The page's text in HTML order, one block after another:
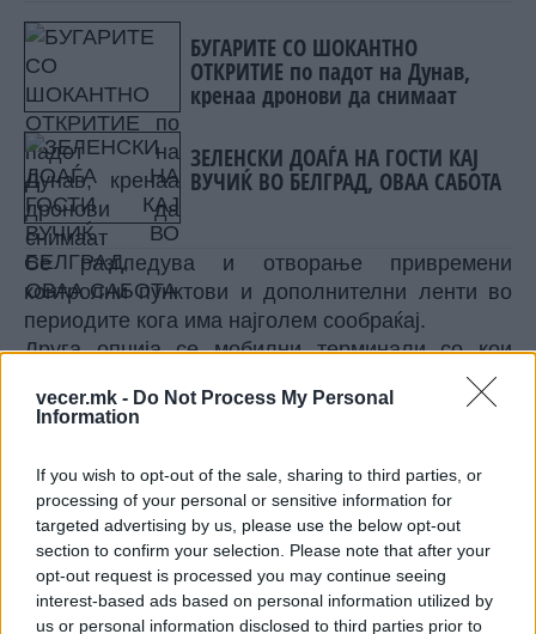
vecer.mk - Do Not Process My Personal
Information
If you wish to opt-out of the sale, sharing to third parties, or
processing of your personal or sensitive information for
targeted advertising by us, please use the below opt-out
section to confirm your selection. Please note that after your
opt-out request is processed you may continue seeing
interest-based ads based on personal information utilized by
us or personal information disclosed to third parties prior to
БУГАРИТЕ СО ШОКАНТНО
ОТКРИТИЕ по падот на Дунав,
кренаа дронови да снимаат
ЗЕЛЕНСКИ ДОАЃА НА ГОСТИ КАЈ
ВУЧИЌ ВО БЕЛГРАД, ОВАА САБОТА
Се разгледува и отворање привремени
контролни пунктови и дополнителни ленти во
периодите кога има најголем сообраќај.
Друга опција се мобилни терминали со кои
полицајците би можеле да вршат дел од
контролите додека патниците сè уште чекаат во
Според грчките медиуми, токму овие решенија
се меѓу приоритетите што треба да се
реализираат пред шпицот на летната сезона.
Жалби стигнале и од Македонија
Грчките медиуми пишуваа дека минатиот
викенд револтирани граѓани изјавиле дека